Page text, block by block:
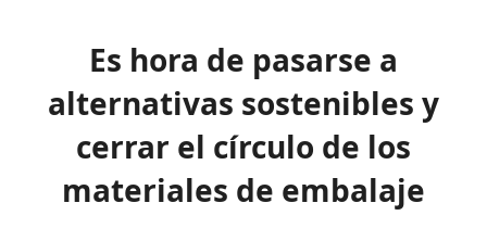
Es hora de pasarse a
alternativas sostenibles y
cerrar el círculo de los
materiales de embalaje